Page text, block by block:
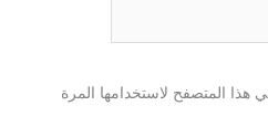
هذا المتصفح لاستخدامها المرة